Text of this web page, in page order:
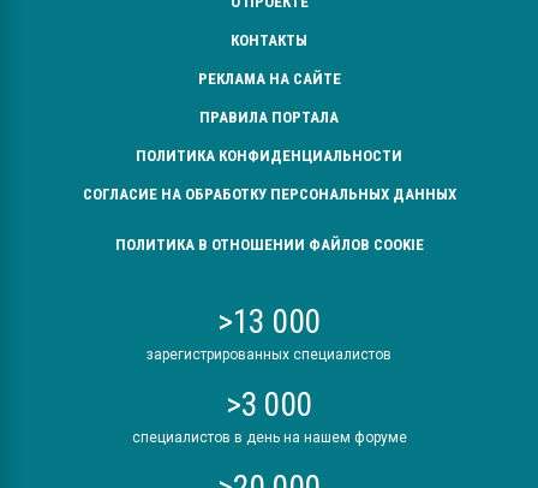
КОНТАКТЫ
РЕКЛАМА НА САЙТЕ
ПРАВИЛА ПОРТАЛА
ПОЛИТИКА КОНФИДЕНЦИАЛЬНОСТИ
СОГЛАСИЕ НА ОБРАБОТКУ ПЕРСОНАЛЬНЫХ ДАННЫХ
ПОЛИТИКА В ОТНОШЕНИИ ФАЙЛОВ COOKIE
>13 000
зарегистрированных специалистов
>3 000
специалистов в день на нашем форуме